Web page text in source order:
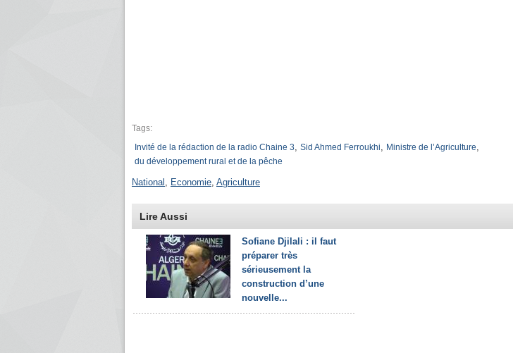
Tags:
Invité de la rédaction de la radio Chaine 3, Sid Ahmed Ferroukhi, Ministre de l’Agriculture,
du développement rural et de la pêche
National , Economie, Agriculture
Lire Aussi
Sofiane Djilali : il faut
préparer très
sérieusement la
construction d’une
nouvelle...